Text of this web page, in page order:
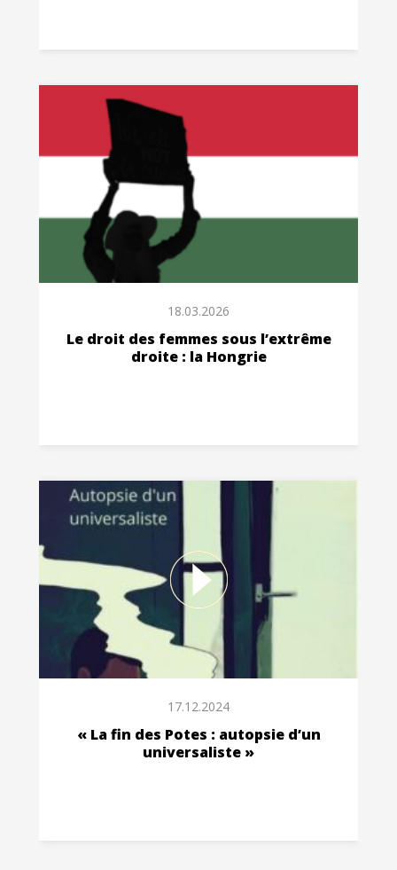
18.03.2026
Le droit des femmes sous l’extrême
droite : la Hongrie
17.12.2024
« La fin des Potes : autopsie d’un
universaliste »